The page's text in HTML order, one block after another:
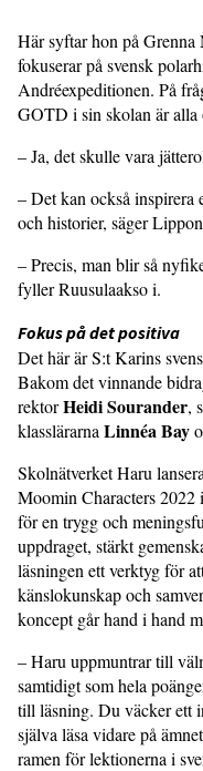
Här syftar hon på Grenna
fokuserar på svensk
Andréexpeditionen. På
GOTD i sin skolan är alla
– Ja, det skulle vara
– Det kan också
och historier, säger
– Precis, man blir så
fyller Ruusulaakso i.
Fokus på det positiva
Det här är S:t Karins
Bakom det vinnande
rektorHeidi Sourander,
klasslärarna Linnéa Bay
Skolnätverket Haru
Moomin Characters 2022
för en trygg och
uppdraget, stärkt
läsningen ett verktyg för
känslokunskap och
koncept går hand i hand
– Haru uppmuntrar till
samtidigt som hela
till läsning. Du väcker ett
själva läsa vidare på
ramen för lektionerna i